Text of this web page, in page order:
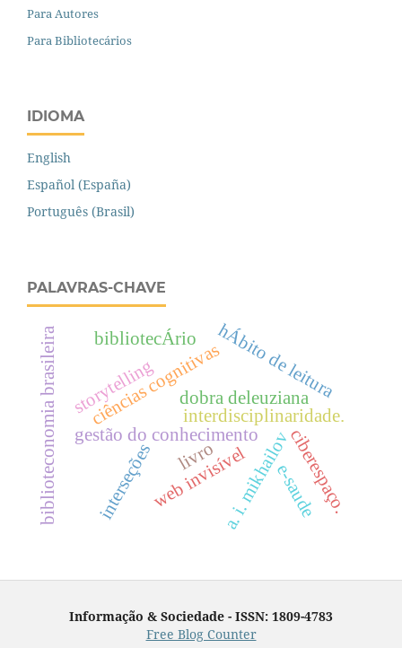
Para Autores
Para Bibliotecários
IDIOMA
English
Español (España)
Português (Brasil)
PALAVRAS-CHAVE
gestão do conhecimento
interdisciplinaridade.
interseções
ciências cognitivas
a. i. mikhailov
dobra deleuziana
hÁbito de leitura
livro
bibliotecÁrio
biblioteconomia brasileira web invisível e-saude
storytelling
ciberespaço.
Informação & Sociedade - ISSN: 1809-4783
Free Blog Counter